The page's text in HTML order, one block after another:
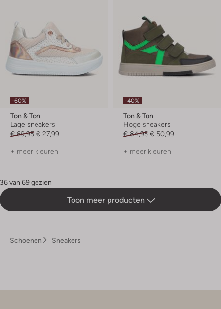
-60%
Ton & Ton
Lage sneakers
€ 69,95 € 27,99
+ meer kleuren
-40%
Ton & Ton
Hoge sneakers
€ 84,95 € 50,99
+ meer kleuren
36 van 69 gezien
Toon meer producten
Schoenen Sneakers